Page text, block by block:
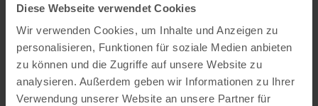
Diese Webseite verwendet Cookies
Wir verwenden Cookies, um Inhalte und Anzeigen zu
personalisieren, Funktionen für soziale Medien anbieten
zu können und die Zugriffe auf unsere Website zu
analysieren. Außerdem geben wir Informationen zu Ihrer
Verwendung unserer Website an unsere Partner für